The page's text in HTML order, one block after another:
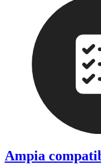
Ampia